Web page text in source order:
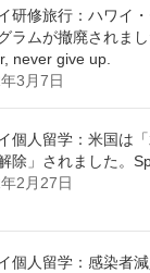
研修旅行：ハワイ
ラムが撤廃されま
never give up.
3月7日
個人留学：米国は
除」されました。
2月27日
個人留学：感染者